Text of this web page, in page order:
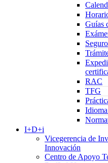
Guías
RAC
TFG
I+D+i
Vicegerencia de
Innovación
Centro de Apoyo